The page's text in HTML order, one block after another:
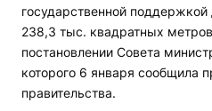
государственной
238,3 тыс. квадратных
постановлении Совета
которого 6 января сообщила
правительства.